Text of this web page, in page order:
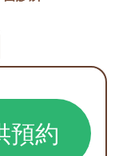
預約